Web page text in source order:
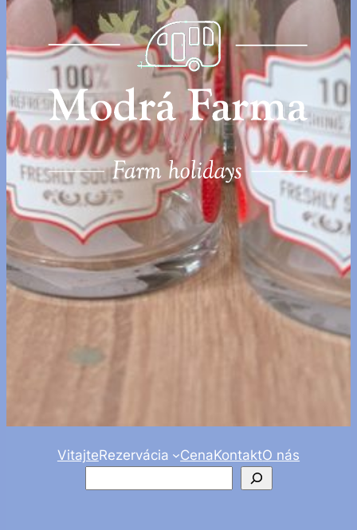
VitajteRezervácia CenaKontaktO nás